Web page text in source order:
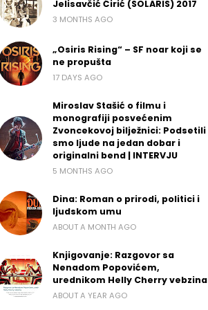
Jelisavčić Ćirić (SOLARIS) 2017
3 MONTHS AGO
„Osiris Rising“ – SF noar koji se
ne propušta
17 DAYS AGO
Miroslav Stašić o filmu i
monografiji posvećenim
Zvoncekovoj bilježnici: Podsetili
smo ljude na jedan dobar i
originalni bend | INTERVJU
5 MONTHS AGO
Dina: Roman o prirodi, politici i
ljudskom umu
ABOUT A MONTH AGO
Knjigovanje: Razgovor sa
Nenadom Popovićem,
urednikom Helly Cherry vebzina
ABOUT A YEAR AGO